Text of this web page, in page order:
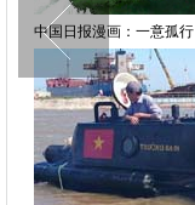
中国日报漫画：一意孤行